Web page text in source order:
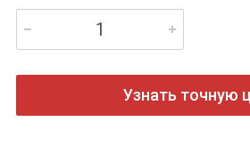
Узнать точную